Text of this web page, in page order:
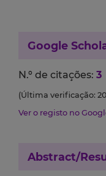
Google
N.º de citações: 3
(Última verificação:
Ver o registo no
Abstract/